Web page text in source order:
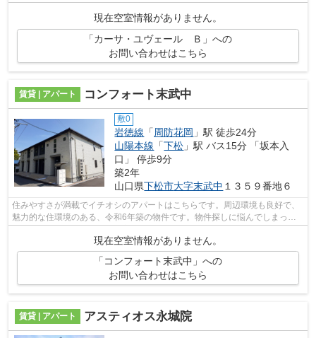
現在空室情報がありません。
「カーサ・ユヴェール Ｂ」への
お問い合わせはこちら
賃貸 | アパート コンフォート末武中
敷0
岩徳線 「周防花岡 」駅 徒歩24分
山陽本線 「下松 」駅 バス15分 「坂本入
口」 停歩9分
築2年
山口県下松市大字末武中 １３５９番地６
住みやすさが満載でイチオシのアパートはこちらです。周辺環境も良好で、
魅力的な住環境のある、令和6年築の物件です。物件探しに悩んでしまって
時間が掛かってしまうという方は、お気...
現在空室情報がありません。
「コンフォート末武中」への
お問い合わせはこちら
賃貸 | アパート アスティオス永城院